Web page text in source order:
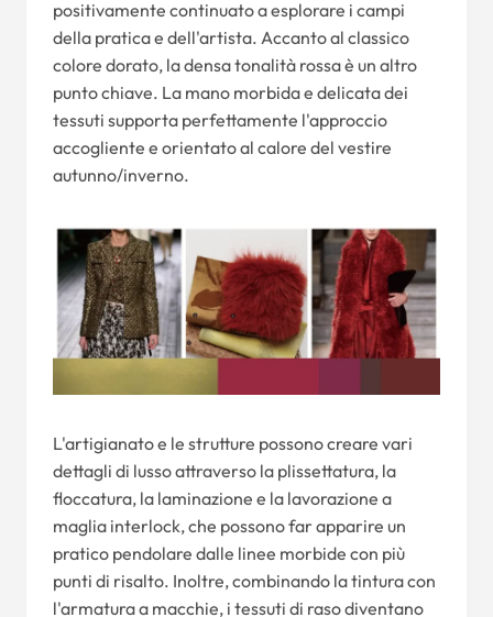
positivamente continuato a esplorare i campi
della pratica e dell'artista. Accanto al classico
colore dorato, la densa tonalità rossa è un altro
punto chiave. La mano morbida e delicata dei
tessuti supporta perfettamente l'approccio
accogliente e orientato al calore del vestire
autunno/inverno.
L'artigianato e le strutture possono creare vari
dettagli di lusso attraverso la plissettatura, la
floccatura, la laminazione e la lavorazione a
maglia interlock, che possono far apparire un
pratico pendolare dalle linee morbide con più
punti di risalto. Inoltre, combinando la tintura con
l'armatura a macchie, i tessuti di raso diventano